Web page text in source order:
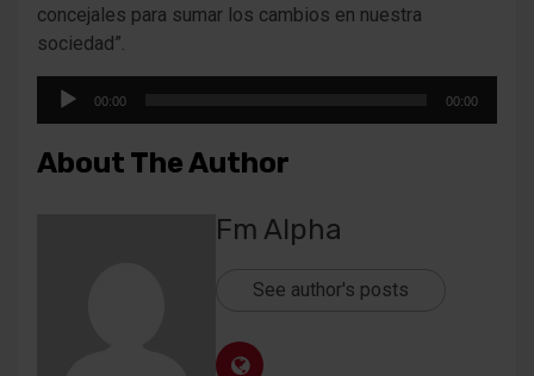
concejales para sumar los cambios en nuestra
sociedad”.
Reproductor
00:00 00:00
About The Author
Fm Alpha
See author's posts